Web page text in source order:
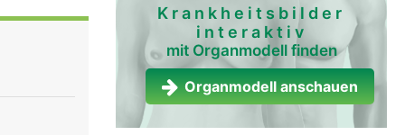
und die
Krankheitsbilder
interaktiv
mit Organmodell finden
Organmodell anschauen